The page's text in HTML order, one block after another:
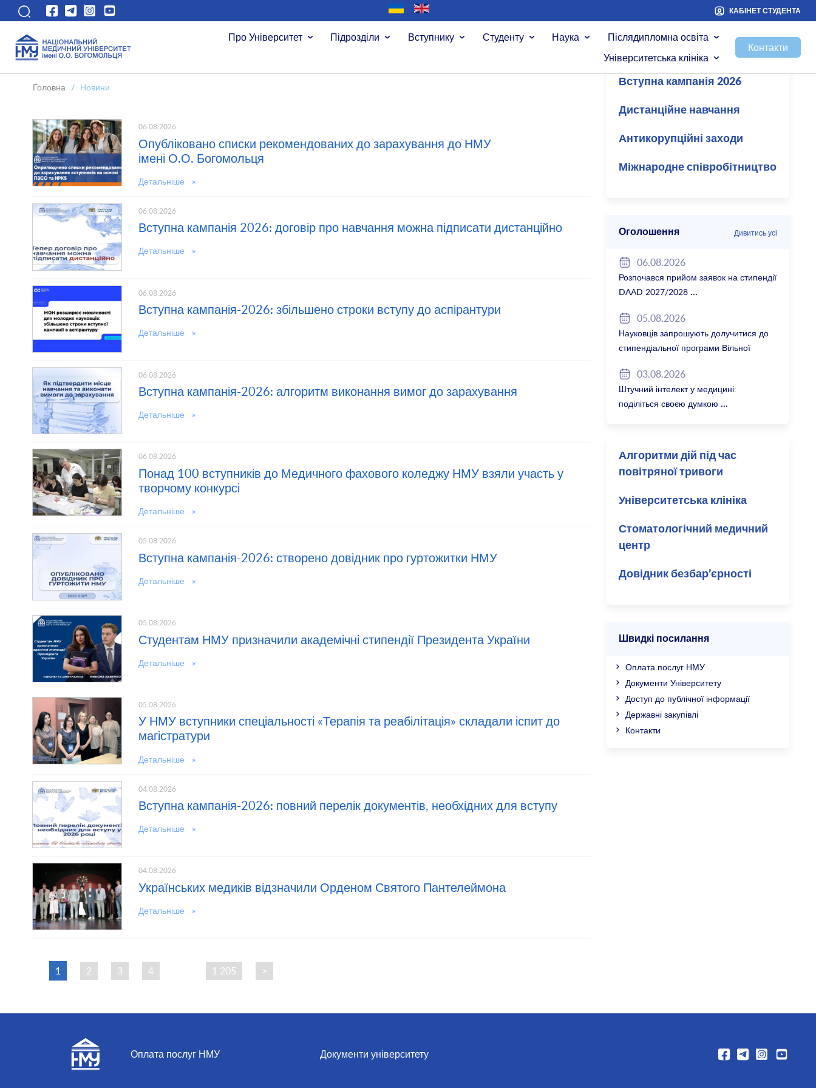
КАБІНЕТ СТУДЕНТА
Про Університет Підрозділи Вступнику Студенту Наука
Післядипломна освіта
Університетська клініка
Контакти
Головна / Новини
06.08.2026
Опубліковано списки рекомендованих до зарахування до НМУ
імені О.О. Богомольця
Детальніше »
06.08.2026
Вступна кампанія 2026: договір про навчання можна підписати дистанційно
Детальніше »
06.08.2026
Вступна кампанія-2026: збільшено строки вступу до аспірантури
Детальніше »
06.08.2026
Вступна кампанія-2026: алгоритм виконання вимог до зарахування
Детальніше »
06.08.2026
Понад 100 вступників до Медичного фахового коледжу НМУ взяли участь у
творчому конкурсі
Детальніше »
05.08.2026
Вступна кампанія-2026: створено довідник про гуртожитки НМУ
Детальніше »
05.08.2026
Студентам НМУ призначили академічні стипендії Президента України
Детальніше »
05.08.2026
У НМУ вступники спеціальності «Терапія та реабілітація» складали іспит до
магістратури
Детальніше »
04.08.2026
Вступна кампанія-2026: повний перелік документів, необхідних для вступу
Детальніше »
04.08.2026
Українських медиків відзначили Орденом Святого Пантелеймона
Детальніше »
1 2 3 4 1 205 >
Вступна кампанія 2026
Дистанційне навчання
Антикорупційні заходи
Міжнародне співробітництво
Оголошення Дивитись усі
06.08.2026
Розпочався прийом заявок на стипендії
DAAD 2027/2028
05.08.2026
Науковців запрошують долучитися до
стипендіальної програми Вільної
03.08.2026
Штучний інтелект у медицині:
поділіться своєю думкою
Алгоритми дій під час
повітряної тривоги
Університетська клініка
Стоматологічний медичний
центр
Довідник безбар’єрності
Швидкі посилання
Оплата послуг НМУ
Документи Університету
Доступ до публічної інформації
Державні закупівлі
Контакти
Оплата послуг НМУ Документи університету